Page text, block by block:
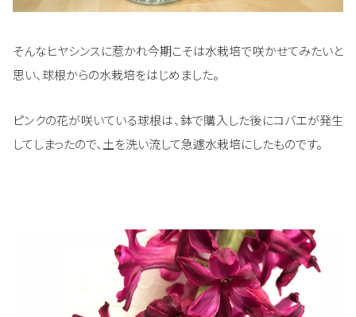
そんなヒヤシンスに惹かれ今期こそは水栽培で咲かせてみたいと
思い、球根からの水栽培をはじめました。
ピンクの花が咲いている球根は、鉢で購入した後にコバエが発生
してしまったので、土を洗い流して急遽水栽培にしたものです。